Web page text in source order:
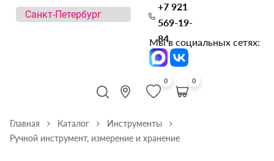
+7 921
569-19-
84
Мы в социальных сетях:
0 0
Главная Каталог
Инструменты
Ручной инструмент, измерение и хранение